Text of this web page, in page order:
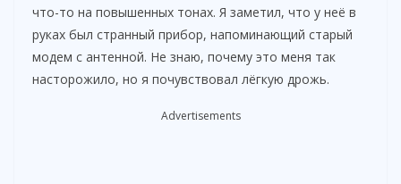
что-то на повышенных тонах. Я заметил, что у неё в
руках был странный прибор, напоминающий старый
модем с антенной. Не знаю, почему это меня так
насторожило, но я почувствовал лёгкую дрожь.
Advertisements